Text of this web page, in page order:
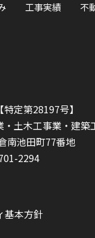
工事実績 不
定第28197号】
土木工事業・建築
南池田町77番地
2294
基本方針